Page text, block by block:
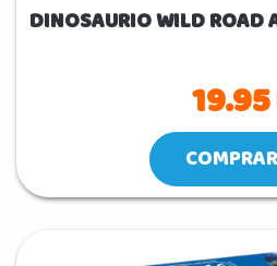
DINOSAURIO WILD ROAD
COMPRAR